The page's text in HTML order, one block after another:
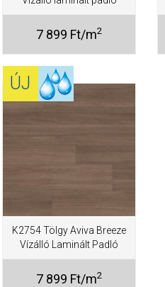
7 899 Ft/m2
ÚJ
K2754 Tölgy Aviva Breeze
Vízálló Laminált Padló
7 899 Ft/m2